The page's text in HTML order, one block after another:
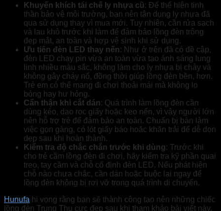
Khuyến khích tái chế ly nhựa cũ: Để thể hiện tinh
thần bảo vệ môi trường, bạn nên tận dụng ly nhựa đã
qua sử dụng thay vì mua mới. Tuy nhiên, cần rửa sạch
và lau khô trước khi làm để đảm bảo lồng đèn trông
đẹp mắt, an toàn và hợp vệ sinh khi sử dụng.
Ưu tiên đèn LED thay nến: Như ở trên đã có đề cập,
đèn LED chạy pin vừa an toàn vừa tạo ánh sáng lung
linh nhiều màu sắc, không làm cho ly nhựa bị chảy và
không gây cháy nổ, đồng thời giúp lồng đèn bền, hơn.
Trẻ em có thể mang đi chơi thoải mái mà không lo
bỏng hay hư hỏng.
Cẩn thận khi cắt dán: Quá trình làm lồng đèn cần
dùng kéo, dao rọc giấy hoặc keo nến, vì vậy người lớn
nên hỗ trợ trẻ để đảm bảo an toàn. Chuẩn bị bàn làm
việc gọn gàng, có lót giấy báo hoặc khăn trải để dễ dọn
dẹp sau khi hoàn thành.
Kiểm tra độ chắc chắn trước khi dùng: Trước khi
cho trẻ cầm lồng đèn đi chơi, hãy kiểm tra kỹ phần quai
treo, tay cầm và chỗ cố định đèn LED. Nếu phát hiện
chỗ nào chưa chắc, cần dán hoặc buộc lại ngay để
lồng đèn không bị rơi vỡ trong quá trình di chuyển.
Hunufa hi vọng rằng bạn sẽ thành công tạo nên những chiếc
lồng đèn Trung Thu cực đẹp sau khi tham khảo bài viết này.